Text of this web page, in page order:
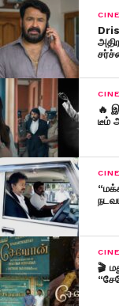
🔥
டீம்
🎬